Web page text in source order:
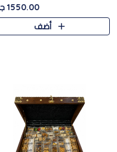
1550.00 جنيه
أضف